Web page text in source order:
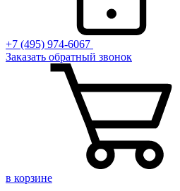
+7 (495) 974-6067
Заказать обратный звонок
в корзине